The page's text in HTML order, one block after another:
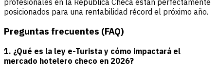
posicionados para una rentabilidad récord el próximo año.
Preguntas frecuentes (FAQ)
1. ¿Qué es la ley e-Turista y cómo impactará el
mercado hotelero checo en 2026?